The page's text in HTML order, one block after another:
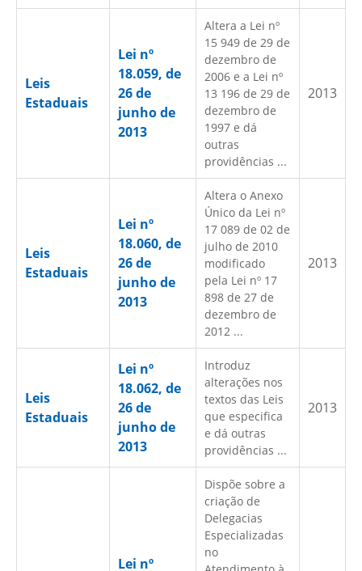
Leis
Estaduais
Lei nº
18.059, de
26 de
junho de
2013
Altera a Lei nº
15 949 de 29 de
dezembro de
2006 e a Lei nº
13 196 de 29 de
dezembro de
1997 e dá
outras
providências ...
2013
Leis
Estaduais
Lei nº
18.060, de
26 de
junho de
2013
Altera o Anexo
Único da Lei nº
17 089 de 02 de
julho de 2010
modificado
pela Lei nº 17
898 de 27 de
dezembro de
2012 ...
2013
Leis
Estaduais
Lei nº
18.062, de
26 de
junho de
2013
Introduz
alterações nos
textos das Leis
que especifica
e dá outras
providências ...
2013
Lei nº
Dispõe sobre a
criação de
Delegacias
Especializadas
no